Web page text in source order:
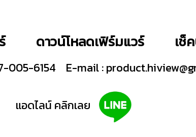
ดาวน์โหลดเฟิร์มแวร์ เช็
005-6154 E-mail :
แอดไลน์ คลิกเลย